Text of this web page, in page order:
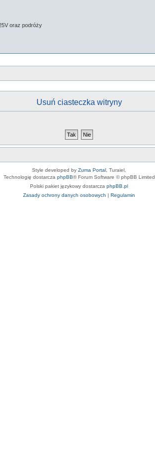
oraz podróży
Usuń ciasteczka witryny
Style developed by Zuma Portal , Turaiel,
Technologię dostarcza phpBB® Forum Software © phpBB Limited
Polski pakiet językowy dostarcza phpBB.pl
Zasady ochrony danych osobowych | Regulamin